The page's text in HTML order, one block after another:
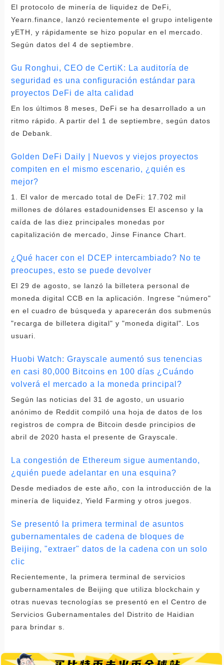
El protocolo de minería de liquidez de DeFi,
Yearn.finance, lanzó recientemente el grupo inteligente
yETH, y rápidamente se hizo popular en el mercado.
Según datos del 4 de septiembre.
Gu Ronghui, CEO de CertiK: La auditoría de
seguridad es una configuración estándar para
proyectos DeFi de alta calidad
En los últimos 8 meses, DeFi se ha desarrollado a un
ritmo rápido. A partir del 1 de septiembre, según datos
de Debank.
Golden DeFi Daily | Nuevos y viejos proyectos
compiten en el mismo escenario, ¿quién es
mejor?
1. El valor de mercado total de DeFi: 17.702 mil
millones de dólares estadounidenses El ascenso y la
caída de las diez principales monedas por
capitalización de mercado, Jinse Finance Chart.
¿Qué hacer con el DCEP intercambiado? No te
preocupes, esto se puede devolver
El 29 de agosto, se lanzó la billetera personal de
moneda digital CCB en la aplicación. Ingrese "número"
en el cuadro de búsqueda y aparecerán dos submenús
"recarga de billetera digital" y "moneda digital". Los
usuari.
Huobi Watch: Grayscale aumentó sus tenencias
en casi 80,000 Bitcoins en 100 días ¿Cuándo
volverá el mercado a la moneda principal?
Según las noticias del 31 de agosto, un usuario
anónimo de Reddit compiló una hoja de datos de los
registros de compra de Bitcoin desde principios de
abril de 2020 hasta el presente de Grayscale.
La congestión de Ethereum sigue aumentando,
¿quién puede adelantar en una esquina?
Desde mediados de este año, con la introducción de la
minería de liquidez, Yield Farming y otros juegos.
Se presentó la primera terminal de asuntos
gubernamentales de cadena de bloques de
Beijing, "extraer" datos de la cadena con un solo
clic
Recientemente, la primera terminal de servicios
gubernamentales de Beijing que utiliza blockchain y
otras nuevas tecnologías se presentó en el Centro de
Servicios Gubernamentales del Distrito de Haidian
para brindar s.